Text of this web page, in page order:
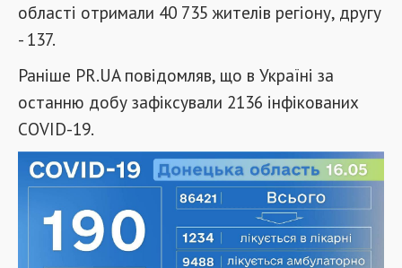
області отримали 40 735 жителів регіону, другу
- 137.
Раніше PR.UA повідомляв, що в Україні за
останню добу зафіксували 2136 інфікованих
COVID-19.